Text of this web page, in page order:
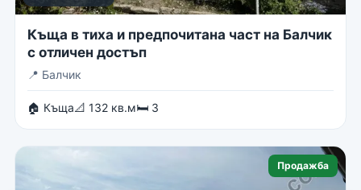
Къща в тиха и предпочитана част на Балчик
с отличен достъп
📍 Балчик
🏠 Къща📐 132 кв.м🛏 3
Продажба